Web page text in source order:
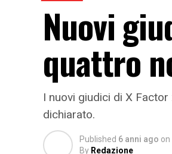
Nuovi
quattro
I nuovi giudici di X
dichiarato.
Published 6 anni ago on
By Redazione